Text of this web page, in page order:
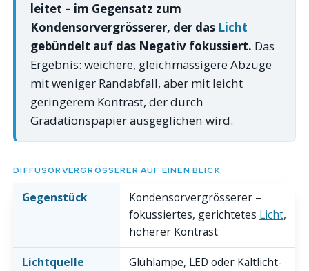
leitet – im Gegensatz zum
Kondensorvergrösserer, der das Licht
gebündelt auf das Negativ fokussiert. Das
Ergebnis: weichere, gleichmässigere Abzüge
mit weniger Randabfall, aber mit leicht
geringerem Kontrast, der durch
Gradationspapier ausgeglichen wird.
DIFFUSORVERGRÖSSERER AUF EINEN BLICK
Gegenstück
Kondensorvergrösserer –
fokussiertes, gerichtetes Licht,
höherer Kontrast
Lichtquelle
Glühlampe, LED oder Kaltlicht-